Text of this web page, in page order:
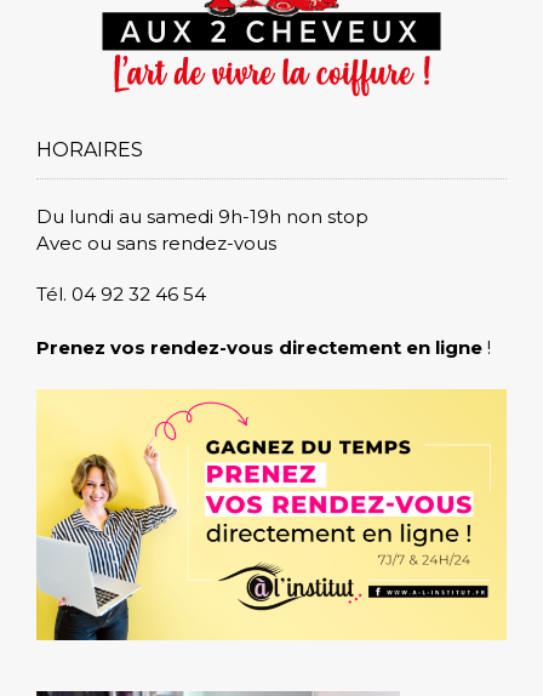
HORAIRES
Du lundi au samedi 9h-19h non stop
Avec ou sans rendez-vous
Tél. 04 92 32 46 54
Prenez vos rendez-vous directement en ligne !